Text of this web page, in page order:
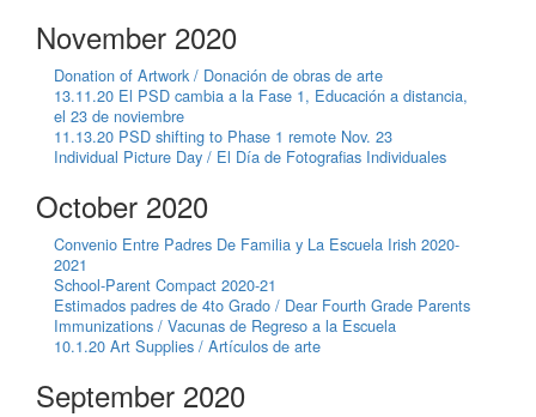
November 2020
Donation of Artwork / Donación de obras de arte
13.11.20 El PSD cambia a la Fase 1, Educación a distancia,
el 23 de noviembre
11.13.20 PSD shifting to Phase 1 remote Nov. 23
Individual Picture Day / El Día de Fotografias Individuales
October 2020
Convenio Entre Padres De Familia y La Escuela Irish 2020-
2021
School-Parent Compact 2020-21
Estimados padres de 4to Grado / Dear Fourth Grade Parents
Immunizations / Vacunas de Regreso a la Escuela
10.1.20 Art Supplies / Artículos de arte
September 2020